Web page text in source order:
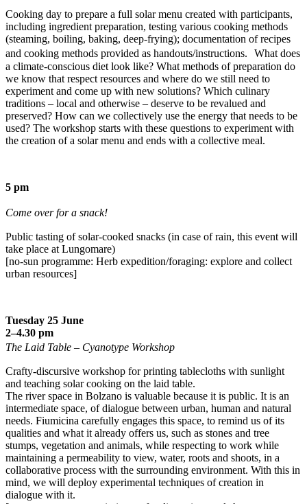
Cooking day to prepare a full solar menu created with participants,
including ingredient preparation, testing various cooking methods
(steaming, boiling, baking, deep-frying); documentation of recipes
and cooking methods provided as handouts/instructions. What does
a climate-conscious diet look like? What methods of preparation do
we know that respect resources and where do we still need to
experiment and come up with new solutions? Which culinary
traditions – local and otherwise – deserve to be revalued and
preserved? How can we collectively use the energy that needs to be
used? The workshop starts with these questions to experiment with
the creation of a solar menu and ends with a collective meal.
5 pm
Come over for a snack!
Public tasting of solar-cooked snacks (in case of rain, this event will
take place at Lungomare)
[no-sun programme: Herb expedition/foraging: explore and collect
urban resources]
Tuesday 25 June
2–4.30 pm
The Laid Table – Cyanotype Workshop
Crafty-discursive workshop for printing tablecloths with sunlight
and teaching solar cooking on the laid table.
The river space in Bolzano is valuable because it is public. It is an
intermediate space, of dialogue between urban, human and natural
needs. Fiumicina carefully engages this space, to remind us of its
qualities and what it already offers us, such as stones and tree
stumps, vegetation and animals, while respecting to work while
maintaining a permeability to view, water, roots and shoots, in a
collaborative process with the surrounding environment. With this in
mind, we will deploy experimental techniques of creation in
dialogue with it.